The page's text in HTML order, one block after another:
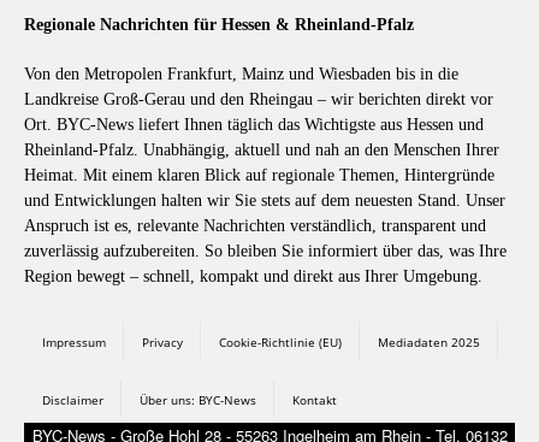
Regionale Nachrichten für Hessen & Rheinland-Pfalz
Von den Metropolen Frankfurt, Mainz und Wiesbaden bis in die
Landkreise Groß-Gerau und den Rheingau – wir berichten direkt vor
Ort. BYC-News liefert Ihnen täglich das Wichtigste aus Hessen und
Rheinland-Pfalz. Unabhängig, aktuell und nah an den Menschen Ihrer
Heimat. Mit einem klaren Blick auf regionale Themen, Hintergründe
und Entwicklungen halten wir Sie stets auf dem neuesten Stand. Unser
Anspruch ist es, relevante Nachrichten verständlich, transparent und
zuverlässig aufzubereiten. So bleiben Sie informiert über das, was Ihre
Region bewegt – schnell, kompakt und direkt aus Ihrer Umgebung.
Impressum Privacy Cookie-Richtlinie (EU) Mediadaten 2025
Disclaimer Über uns: BYC-News Kontakt
BYC-News - Große Hohl 28 - 55263 Ingelheim am Rhein - Tel. 06132